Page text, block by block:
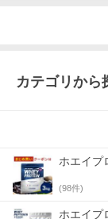
カテゴリから
ホエイプ
(98件)
ホエイプ